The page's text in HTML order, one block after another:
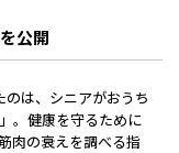
公開
は、シニアがおうち
。健康を守るために
肉の衰えを調べる指